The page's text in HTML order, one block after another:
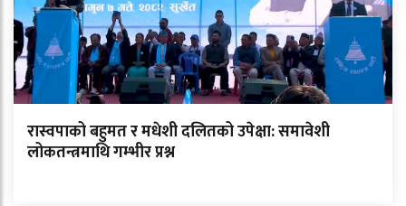
रास्वपाको बहुमत र मधेशी दलितको उपेक्षा: समावेशी
लोकतन्त्रमाथि गम्भीर प्रश्न